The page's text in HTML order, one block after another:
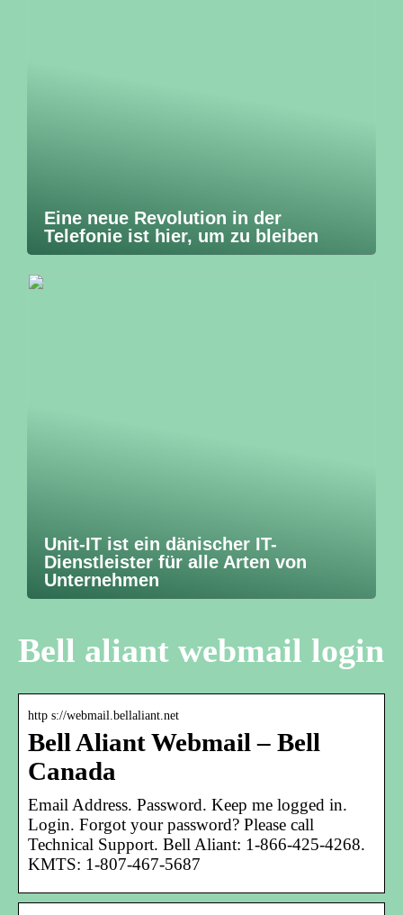
Eine neue Revolution in der
Telefonie ist hier, um zu bleiben
Unit-IT ist ein dänischer IT-
Dienstleister für alle Arten von
Unternehmen
Bell aliant webmail login
http s://webmail.bellaliant.net
Bell Aliant Webmail – Bell
Canada
Email Address. Password. Keep me logged in.
Login. Forgot your password? Please call
Technical Support. Bell Aliant: 1-866-425-4268.
KMTS: 1-807-467-5687